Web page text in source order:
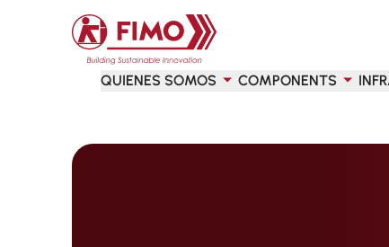
Volver a la página principal
QUIENES SOMOS COMPONENTS